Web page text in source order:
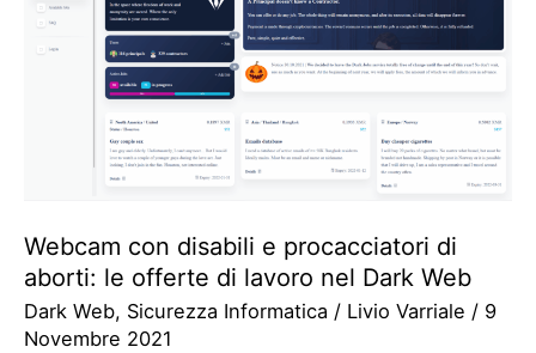
Webcam con disabili e procacciatori di
aborti: le offerte di lavoro nel Dark Web
Dark Web, Sicurezza Informatica / Livio Varriale / 9
Novembre 2021